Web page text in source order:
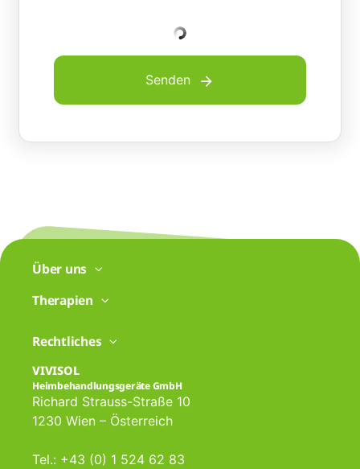
Senden
Über uns
Therapien
Rechtliches
VIVISOL
Heimbehandlungsgeräte GmbH
Richard Strauss-Straße 10
1230 Wien – Österreich
Tel.: +43 (0) 1 524 62 83